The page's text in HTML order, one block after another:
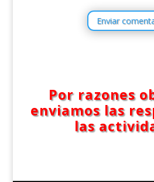
Enviar
Por razones
enviamos las
las